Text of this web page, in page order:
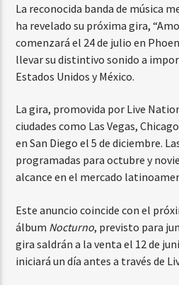
La reconocida banda de música
ha revelado su próxima gira,
comenzará el 24 de julio en
llevar su distintivo sonido a
Estados Unidos y México.
La gira, promovida por Live
ciudades como Las Vegas,
en San Diego el 5 de diciembre.
programadas para octubre y
alcance en el mercado
Este anuncio coincide con el
álbum Nocturno, previsto para
gira saldrán a la venta el 12 de
iniciará un día antes a través de